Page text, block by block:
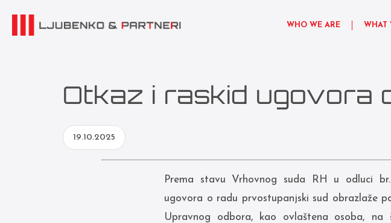
WHO WE ARE WHAT
Otkaz i raskid ugovora
19.10.2025
Prema stavu Vrhovnog suda RH u odluci
ugovora o radu prvostupanjski sud obrazlaže
Upravnog odbora, kao ovlaštena osoba,